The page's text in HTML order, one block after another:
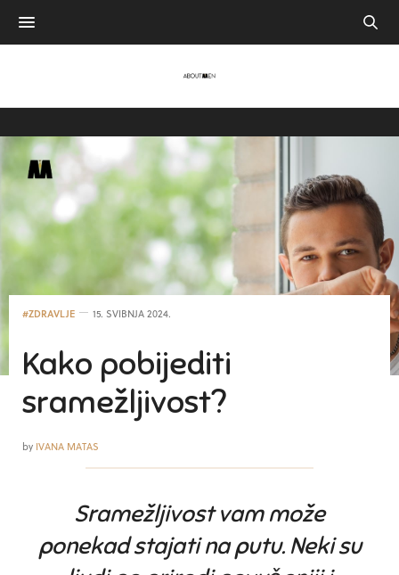
#ZDRAVLJE 15. SVIBNJA 2024.
Kako pobijediti
sramežljivost?
by IVANA MATAS
Sramežljivost vam može
ponekad stajati na putu. Neki su